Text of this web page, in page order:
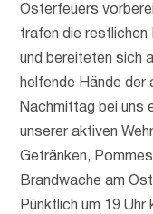
Osterfeuers
trafen die restlichen
und bereiteten sich
helfende Hände der
Nachmittag bei uns
unserer aktiven
Getränken,
Brandwache am
Pünktlich um 19